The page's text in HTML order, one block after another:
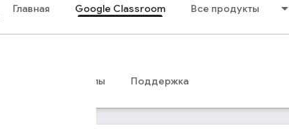
Главная Google Classroom Все продукты
материалы Поддержка